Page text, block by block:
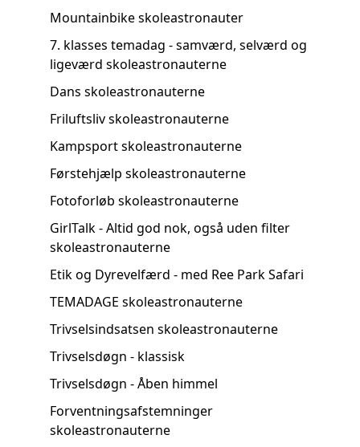
Mountainbike skoleastronauter
7. klasses temadag - samværd, selværd og
ligeværd skoleastronauterne
Dans skoleastronauterne
Friluftsliv skoleastronauterne
Kampsport skoleastronauterne
Førstehjælp skoleastronauterne
Fotoforløb skoleastronauterne
GirlTalk - Altid god nok, også uden filter
skoleastronauterne
Etik og Dyrevelfærd - med Ree Park Safari
TEMADAGE skoleastronauterne
Trivselsindsatsen skoleastronauterne
Trivselsdøgn - klassisk
Trivselsdøgn - Åben himmel
Forventningsafstemninger
skoleastronauterne